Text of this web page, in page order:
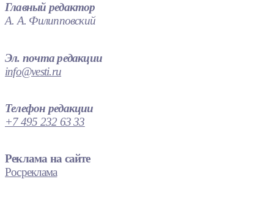
Главный редактор
А. А. Филипповский
Эл. почта редакции
info@vesti.ru
Телефон редакции
+7 495 232 63 33
Реклама на сайте
Росреклама